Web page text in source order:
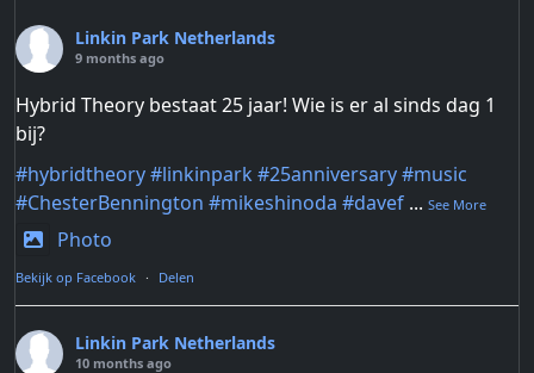
Linkin Park Netherlands
9 months ago
Hybrid Theory bestaat 25 jaar! Wie is er al sinds dag 1
bij?
#hybridtheory#linkinpark#25anniversary#music
#ChesterBennington #mikeshinoda #davef ... See More
Photo
Bekijk op Facebook · Delen
Linkin Park Netherlands
10 months ago